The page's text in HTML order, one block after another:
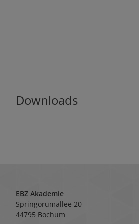
Downloads
EBZ Akademie
Springorumallee 20
44795 Bochum